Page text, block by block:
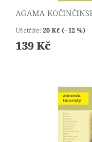
AGAMA
Ušetříte:20 Kč (–12 %)
139 Kč